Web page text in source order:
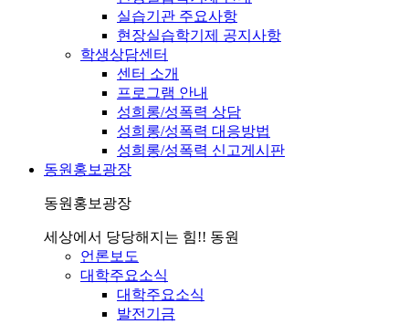
실습기관 주요사항
현장실습학기제 공지사항
학생상담센터
센터 소개
프로그램 안내
성희롱/성폭력 상담
성희롱/성폭력 대응방법
성희롱/성폭력 신고게시판
동원홍보광장
동원홍보광장
세상에서 당당해지는 힘!! 동원
언론보도
대학주요소식
대학주요소식
발전기금